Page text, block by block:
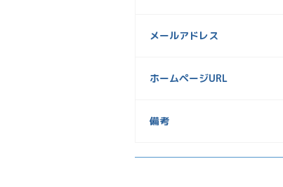
メールアドレス
ホームページURL
備考